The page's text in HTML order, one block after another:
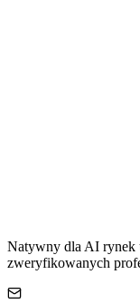
Natywny dla AI rynek
zweryfikowanych